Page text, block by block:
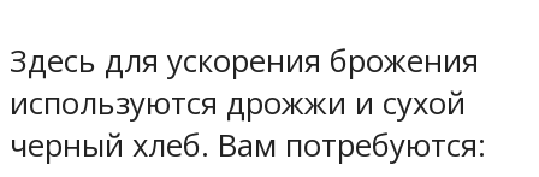
Здесь для ускорения брожения
используются дрожжи и сухой
черный хлеб. Вам потребуются: